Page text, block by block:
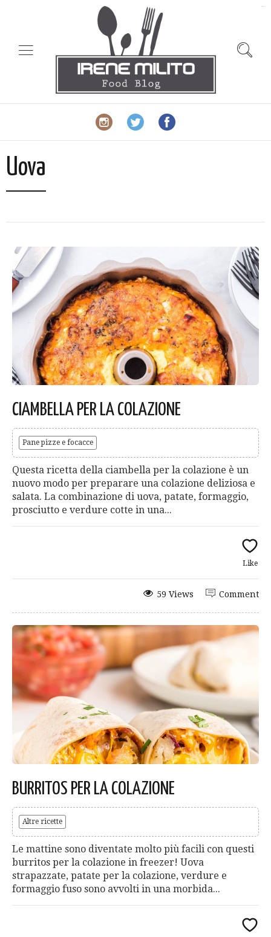
Uova
CIAMBELLA PER LA COLAZIONE
Pane pizze e focacce
Questa ricetta della ciambella per la colazione è un
nuovo modo per preparare una colazione deliziosa e
salata. La combinazione di uova, patate, formaggio,
prosciutto e verdure cotte in una...
Like
Comment
59 Views
BURRITOS PER LA COLAZIONE
Altre ricette
Le mattine sono diventate molto più facili con questi
burritos per la colazione in freezer! Uova
strapazzate, patate per la colazione, verdure e
formaggio fuso sono avvolti in una morbida...